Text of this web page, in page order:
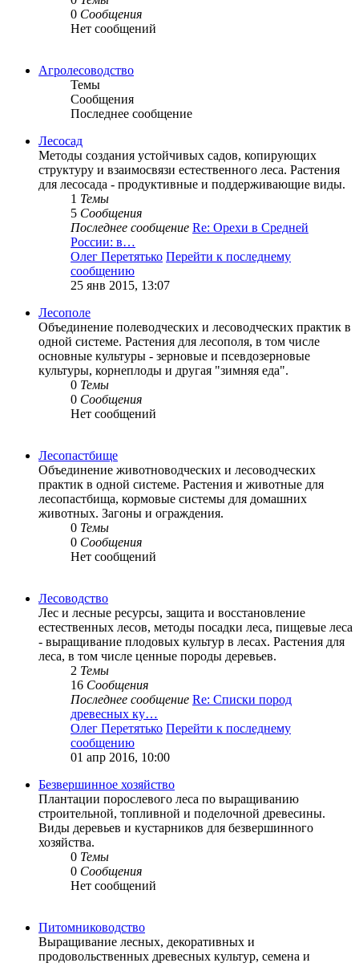
0 Сообщения
Нет сообщений
Агролесоводство
Темы
Сообщения
Последнее сообщение
Лесосад
Методы создания устойчивых садов, копирующих
структуру и взаимосвязи естественного леса. Растения
для лесосада - продуктивные и поддерживающие виды.
1 Темы
5 Сообщения
Последнее сообщение Re: Орехи в Средней
России: в…
Олег Перетятько Перейти к последнему
сообщению
25 янв 2015, 13:07
Лесополе
Объединение полеводческих и лесоводческих практик в
одной системе. Растения для лесополя, в том числе
основные культуры - зерновые и псевдозерновые
культуры, корнеплоды и другая "зимняя еда".
0 Темы
0 Сообщения
Нет сообщений
Лесопастбище
Объединение животноводческих и лесоводческих
практик в одной системе. Растения и животные для
лесопастбища, кормовые системы для домашних
животных. Загоны и ограждения.
0 Темы
0 Сообщения
Нет сообщений
Лесоводство
Лес и лесные ресурсы, защита и восстановление
естественных лесов, методы посадки леса, пищевые леса
- выращивание плодовых культур в лесах. Растения для
леса, в том числе ценные породы деревьев.
2 Темы
16 Сообщения
Последнее сообщение Re: Списки пород
древесных ку…
Олег Перетятько Перейти к последнему
сообщению
01 апр 2016, 10:00
Безвершинное хозяйство
Плантации порослевого леса по выращиванию
строительной, топливной и поделочной древесины.
Виды деревьев и кустарников для безвершинного
хозяйства.
0 Темы
0 Сообщения
Нет сообщений
Питомниководство
Выращивание лесных, декоративных и
продовольственных древесных культур, семена и